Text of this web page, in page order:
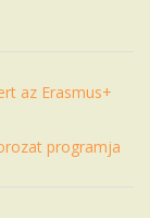
az Erasmus+
programja